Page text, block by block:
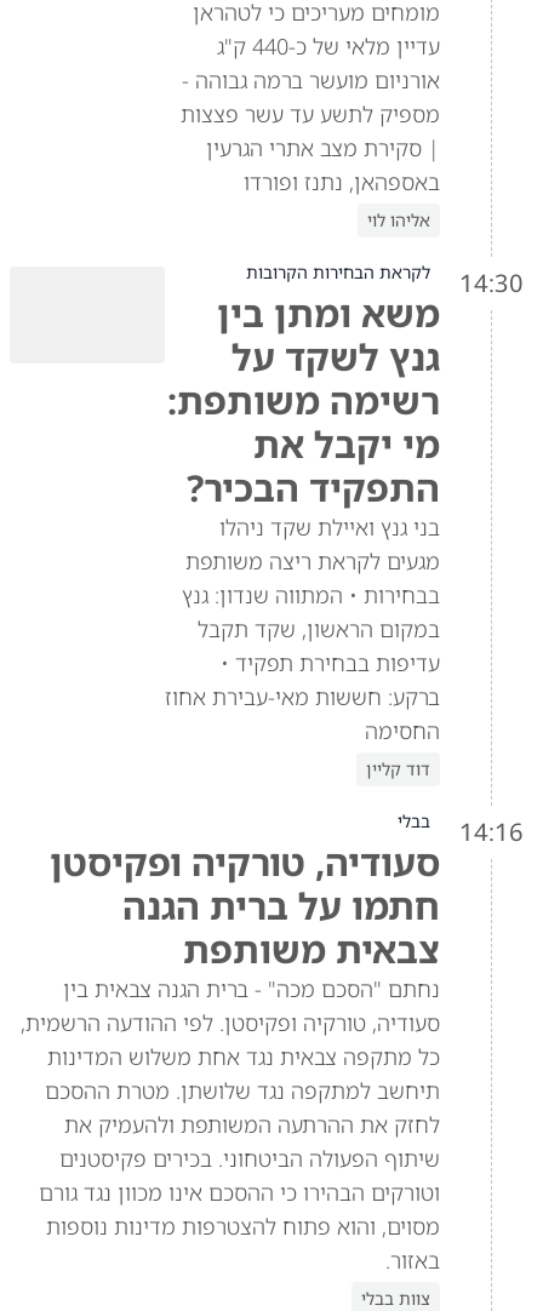
מומחים מעריכים כי לטהראן
עדיין מלאי של כ-440 ק"ג
אורניום מועשר ברמה גבוהה -
מספיק לתשע עד עשר פצצות
| סקירת מצב אתרי הגרעין
באספהאן, נתנז ופורדו
אליהו לוי
14:30 לקראת הבחירות הקרובות
משא ומתן בין
גנץ לשקד על
רשימה משותפת:
מי יקבל את
התפקיד הבכיר?
בני גנץ ואיילת שקד ניהלו
מגעים לקראת ריצה משותפת
בבחירות • המתווה שנדון: גנץ
במקום הראשון, שקד תקבל
עדיפות בבחירת תפקיד •
ברקע: חששות מאי-עבירת אחוז
החסימה
דוד קליין
14:16 בבלי
סעודיה, טורקיה ופקיסטן
חתמו על ברית הגנה
צבאית משותפת
נחתם "הסכם מכה" - ברית הגנה צבאית בין
סעודיה, טורקיה ופקיסטן. לפי ההודעה הרשמית,
כל מתקפה צבאית נגד אחת משלוש המדינות
תיחשב למתקפה נגד שלושתן. מטרת ההסכם
לחזק את ההרתעה המשותפת ולהעמיק את
שיתוף הפעולה הביטחוני. בכירים פקיסטנים
וטורקים הבהירו כי ההסכם אינו מכוון נגד גורם
מסוים, והוא פתוח להצטרפות מדינות נוספות
באזור.
צוות בבלי